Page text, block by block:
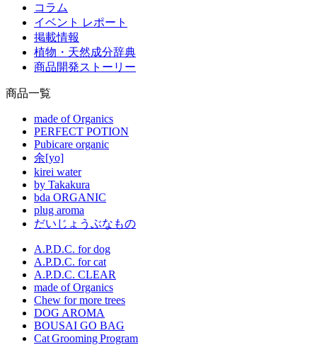
コラム
イベント レポート
掲載情報
植物・天然成分辞典
商品開発ストーリー
商品一覧
made of Organics
PERFECT POTION
Pubicare organic
余[yo]
kirei water
by Takakura
bda ORGANIC
plug aroma
だいじょうぶなもの
A.P.D.C. for dog
A.P.D.C. for cat
A.P.D.C. CLEAR
made of Organics
Chew for more trees
DOG AROMA
BOUSAI GO BAG
Cat Grooming Program